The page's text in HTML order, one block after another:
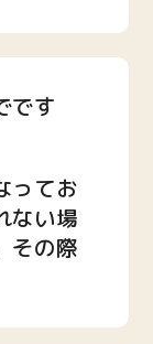
です
ってお
ない場
その際